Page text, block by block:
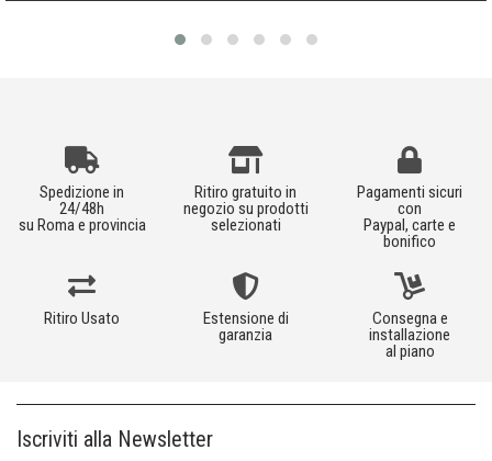
Spedizione in
24/48h
su Roma e provincia
Ritiro gratuito in
negozio su prodotti
selezionati
Pagamenti sicuri
con
Paypal, carte e
bonifico
Ritiro Usato
Estensione di
garanzia
Consegna e
installazione
al piano
Iscriviti alla Newsletter